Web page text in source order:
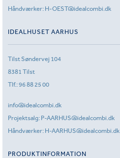
Håndværker: H-OEST@idealcombi.dk
IDEALHUSET AARHUS
Tilst Søndervej 104
8381 Tilst
Tlf.:96 88 25 00
info@idealcombi.dk
Projektsalg: P-AARHUS@idealcombi.dk
Håndværker: H-AARHUS@idealcombi.dk
PRODUKTINFORMATION